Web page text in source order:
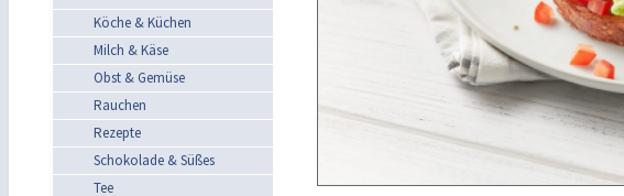
Köche & Küchen
Milch & Käse
Obst & Gemüse
Rauchen
Rezepte
Schokolade & Süßes
Tee